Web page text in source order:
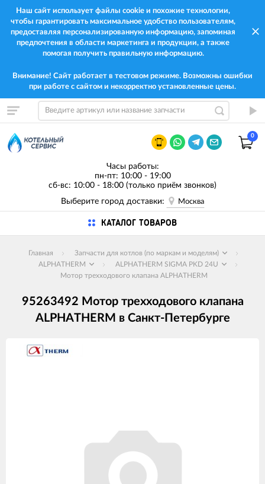
Наш сайт использует файлы cookie и похожие технологии,
чтобы гарантировать максимальное удобство пользователям,
предоставляя персонализированную информацию, запоминая
предпочтения в области маркетинга и продукции, а также
помогая получить правильную информацию.
Внимание! Сайт работает в тестовом режиме. Возможны ошибки
при работе с сайтом и некорректно установленные цены.
0
Часы работы:
пн-пт: 10:00 - 19:00
сб-вс: 10:00 - 18:00 (только приём звонков)
Выберите город доставки:
Москва
КАТАЛОГ ТОВАРОВ
Главная
Запчасти для котлов (по маркам и моделям)
ALPHATHERM
ALPHATHERM SIGMA PKD 24U
Мотор трехходового клапана ALPHATHERM
95263492 Мотор трехходового клапана
ALPHATHERM в Санкт-Петербурге
Изображения